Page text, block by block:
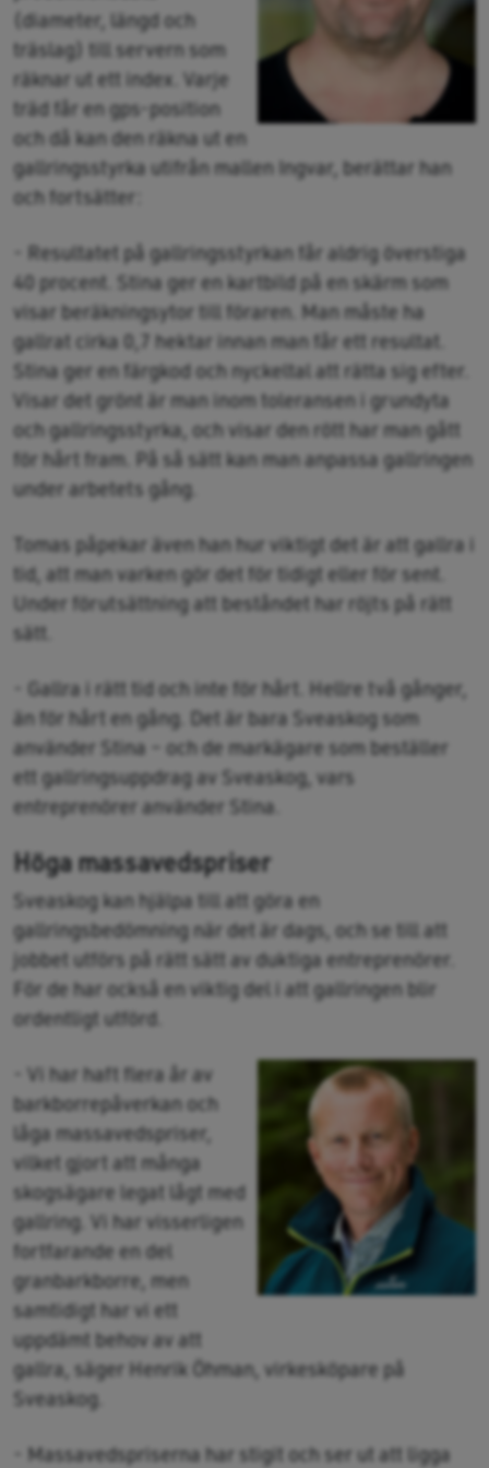
(diameter, längd och
träslag) till servern som
räknar ut ett index. Varje
träd får en gps-position
och då kan den räkna ut en
gallringsstyrka utifrån mallen Ingvar, berättar han
och fortsätter:
- Resultatet på gallringsstyrkan får aldrig överstiga
40 procent. Stina ger en kartbild på en skärm som
visar beräkningsytor till föraren. Man måste ha
gallrat cirka 0,7 hektar innan man får ett resultat.
Stina ger en färgkod och nyckeltal att rätta sig efter.
Visar det grönt är man inom toleransen i grundyta
och gallringsstyrka, och visar den rött har man gått
för hårt fram. På så sätt kan man anpassa gallringen
under arbetets gång.
Tomas påpekar även han hur viktigt det är att gallra i
tid, att man varken gör det för tidigt eller för sent.
Under förutsättning att beståndet har röjts på rätt
sätt.
- Gallra i rätt tid och inte för hårt. Hellre två gånger,
än för hårt en gång. Det är bara Sveaskog som
använder Stina – och de markägare som beställer
ett gallringsuppdrag av Sveaskog, vars
entreprenörer använder Stina.
Höga massavedspriser
Sveaskog kan hjälpa till att göra en
gallringsbedömning när det är dags, och se till att
jobbet utförs på rätt sätt av duktiga entreprenörer.
För de har också en viktig del i att gallringen blir
ordentligt utförd.
- Vi har haft flera år av
barkborrepåverkan och
låga massavedspriser,
vilket gjort att många
skogsägare legat lågt med
gallring. Vi har visserligen
fortfarande en del
granbarkborre, men
samtidigt har vi ett
uppdämt behov av att
gallra, säger Henrik Öhman, virkesköpare på
Sveaskog.
- Massavedspriserna har stigit och ser ut att ligga